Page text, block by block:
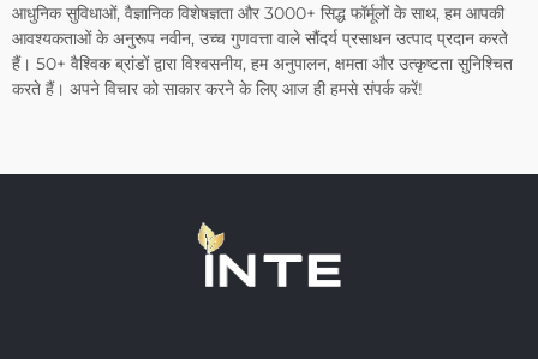
आधुनिक सुविधाओं, वैज्ञानिक विशेषज्ञता और 3000+ सिद्ध फॉर्मूलों के साथ, हम आपकी
आवश्यकताओं के अनुरूप नवीन, उच्च गुणवत्ता वाले सौंदर्य प्रसाधन उत्पाद प्रदान करते
हैं। 50+ वैश्विक ब्रांडों द्वारा विश्वसनीय, हम अनुपालन, क्षमता और उत्कृष्टता सुनिश्चित
करते हैं। अपने विचार को साकार करने के लिए आज ही हमसे संपर्क करें!